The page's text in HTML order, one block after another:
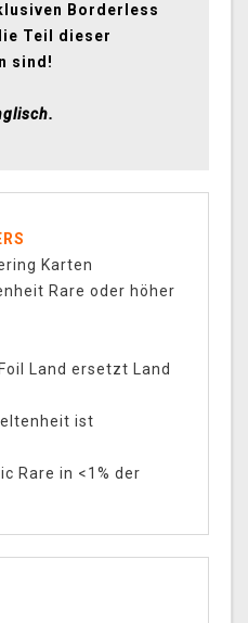
Borderless
Teil dieser
sind!
Karten
Rare oder höher
Land ersetzt Land
ist
Rare in <1% der